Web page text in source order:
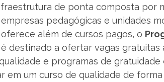
de ponta composta por
pedagógicas e unidades
além de cursos pagos, o
é destinado a ofertar vagas gratuitas
e programas de
em um curso de qualidade de